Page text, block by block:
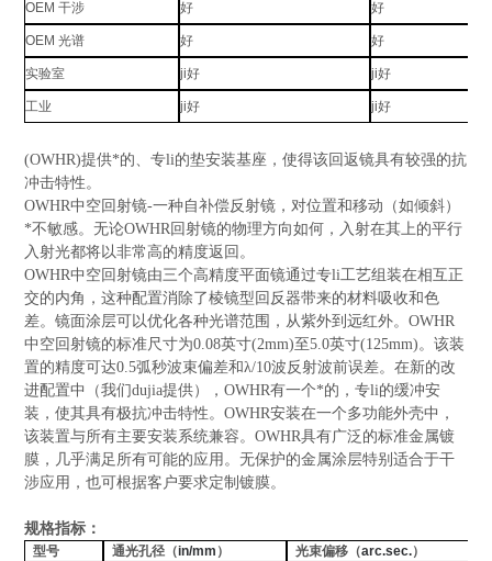
OEM 干涉 好 好
OEM 光谱 好 好
实验室 ji好 ji好
工业 ji好 ji好
(OWHR)提供*的、专li的垫安装基座，使得该回返镜具有较强的抗
冲击特性。
OWHR中空回射镜-一种自补偿反射镜，对位置和移动（如倾斜）
*不敏感。无论OWHR回射镜的物理方向如何，入射在其上的平行
入射光都将以非常高的精度返回。
OWHR中空回射镜由三个高精度平面镜通过专li工艺组装在相互正
交的内角，这种配置消除了棱镜型回反器带来的材料吸收和色
差。镜面涂层可以优化各种光谱范围，从紫外到远红外。OWHR
中空回射镜的标准尺寸为0.08英寸(2mm)至5.0英寸(125mm)。该装
置的精度可达0.5弧秒波束偏差和λ/10波反射波前误差。在新的改
进配置中（我们dujia提供），OWHR有一个*的，专li的缓冲安
装，使其具有极抗冲击特性。OWHR安装在一个多功能外壳中，
该装置与所有主要安装系统兼容。OWHR具有广泛的标准金属镀
膜，几乎满足所有可能的应用。无保护的金属涂层特别适合于干
涉应用，也可根据客户要求定制镀膜。
规格指标：
型号 通光孔径（in/mm ） 光束偏移（arc.sec.）